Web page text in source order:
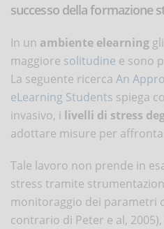
successo della formazione
In un ambiente elearning
maggiore solitudine e sono
La seguente ricerca An
eLearning Students spiega
invasivo, i livelli di stress
adottare misure per
Tale lavoro non prende in
stress tramite
monitoraggio dei parametri
contrario di Peter e al,